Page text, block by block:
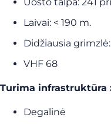
Laivai: < 190 m.
Didžiausia
VHF 68
Turima infrastruktūra
Degalinė